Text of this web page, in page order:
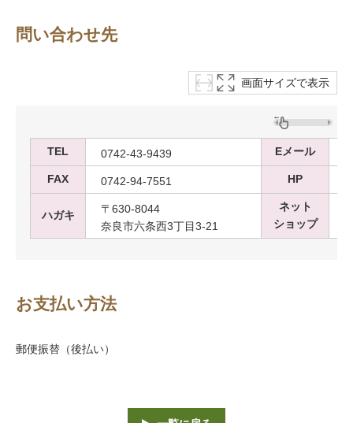
問い合わせ先
画面サイズで表示
TEL 0742-43-9439 Eメール
FAX
0742-94-7551 HP
ハガキ
〒630-8044
奈良市六条西3丁目3-21
ネット
ショップ
お支払い方法
郵便振替（後払い）